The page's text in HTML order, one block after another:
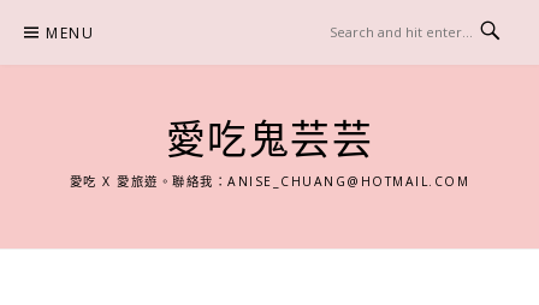
content
MENU
愛吃鬼芸芸
愛吃 X 愛旅遊。聯絡我：ANISE_CHUANG@HOTMAIL.COM